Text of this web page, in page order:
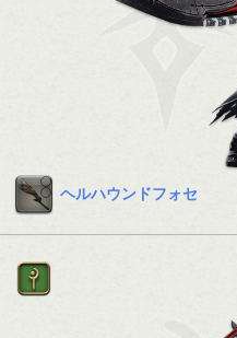
ヘルハウンドフォセ